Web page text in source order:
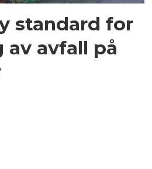
standard for
av avfall på